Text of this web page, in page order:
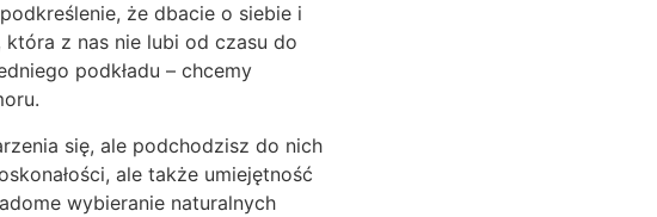
że dbacie o siebie i
z nas nie lubi od czasu do
podkładu – chcemy
się, ale podchodzisz do nich
ale także umiejętność
wybieranie naturalnych